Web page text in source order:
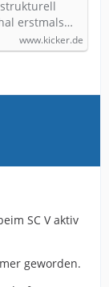
erstmals…
www.kicker.de
SC V aktiv
geworden.